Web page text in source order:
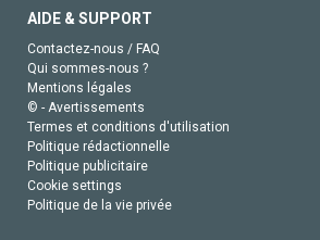
AIDE & SUPPORT
Contactez-nous / FAQ
Qui sommes-nous ?
Mentions légales
© - Avertissements
Termes et conditions d'utilisation
Politique rédactionnelle
Politique publicitaire
Cookie settings
Politique de la vie privée